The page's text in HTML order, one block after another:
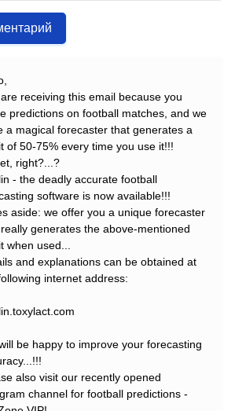
receiving this email because you
predictions on football matches, and we
a magical forecaster that generates a
of 50-75% every time you use it!!!
right?...?
- the deadly accurate football
software is now available!!!
aside: we offer you a unique forecaster
generates the above-mentioned
when used...
and explanations can be obtained at
internet address:
be happy to improve your forecasting
also visit our recently opened
channel for football predictions -